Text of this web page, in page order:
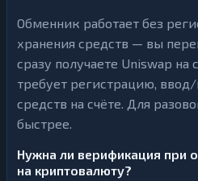
Обменник работает без
хранения средств — вы
сразу получаете Uniswap
требует регистрацию,
средств на счёте. Для
быстрее.
Нужна ли верификация при
на криптовалюту?